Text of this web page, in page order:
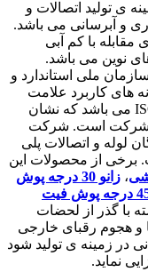
زمینه ی تولید اتصالات و
و آبرسانی می باشد.
با کم آبی
نوین می باشد.
ملی استاندارد و
های کاربرد علامت
استاندارد اجباری و تشویقی و 2015 ISO 9001 می باشد که نشان
شرکت است. شرکت
لوله و اتصالات پلی
برخی از محصولات این
،
زانو 30 درجه پوش
زانو 45 درجه پوش فیت
با گذر از لحضات
هجوم رقبای خارجی
در زمینه ی تولید شود
نماید.